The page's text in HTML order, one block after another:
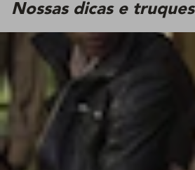
Nossas dicas e truques